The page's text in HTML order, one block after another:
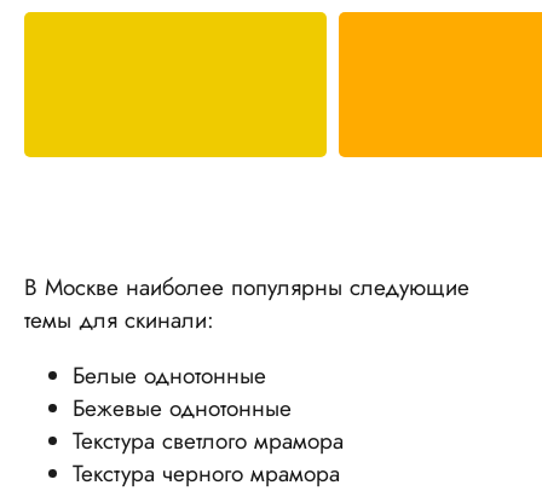
В Москве наиболее популярны следующие
темы для скинали:
Белые однотонные
Бежевые однотонные
Текстура светлого мрамора
Текстура черного мрамора